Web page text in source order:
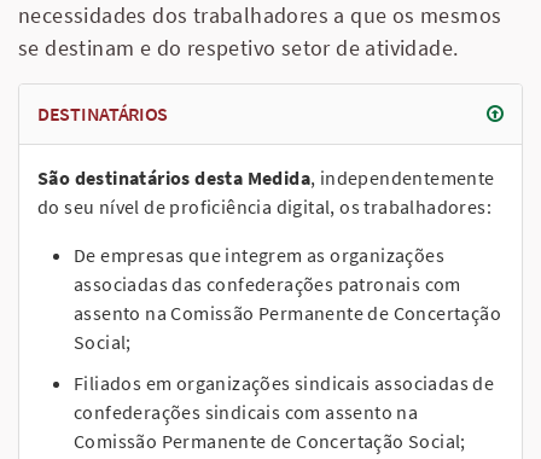
necessidades dos trabalhadores a que os mesmos
se destinam e do respetivo setor de atividade.
DESTINATÁRIOS
São destinatários desta Medida, independentemente
do seu nível de proficiência digital, os trabalhadores:
De empresas que integrem as organizações
associadas das confederações patronais com
assento na Comissão Permanente de Concertação
Social;
Filiados em organizações sindicais associadas de
confederações sindicais com assento na
Comissão Permanente de Concertação Social;